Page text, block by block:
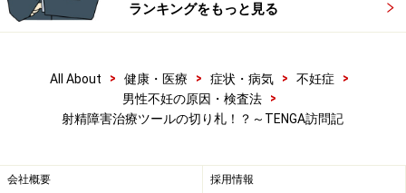
凄い構造だということが分かると思います。これは科学で
でも、これって一般的に製造業では当たり前の事です。
今まで誰も手を付けなかった分野に普通の概念を導入し
ランキングをもっと見る
All About > 健康・医療 > 症状・病気 > 不妊症
>
男性不妊の原因・検査法
>
射精障害治療ツールの切り札！？～TENGA訪問記
会社概要 採用情報